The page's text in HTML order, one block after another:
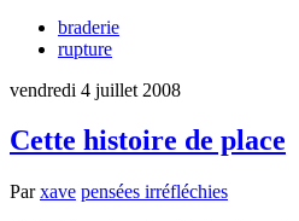
braderie
rupture
vendredi 4 juillet 2008
Cette histoire de place
Parxave pensées irréfléchies